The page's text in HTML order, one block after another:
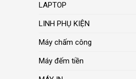
LAPTOP
LINH PHỤ KIỆN
Máy chấm công
Máy đếm tiền